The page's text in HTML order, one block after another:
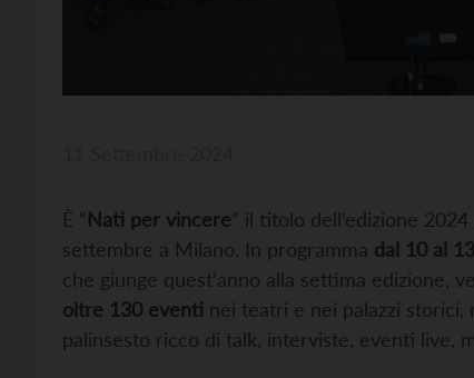
È “Nati per vincere” il titolo dell’edizione 2024
settembre a Milano. In programma dal 10 al
che giunge quest’anno alla settima edizione,
oltre 130 eventi nei teatri e nei palazzi
palinsesto ricco di talk, interviste, eventi live,